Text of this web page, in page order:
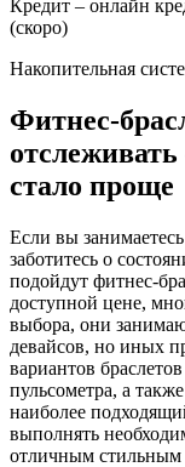
Кредит – онлайн
(скоро)
Накопительная
Фитнес-
стало проще
Если вы
заботитесь о
подойдут фитнес-
доступной цене,
выбора, они
девайсов, но иных
вариантов
пульсометра, а
наиболее
выполнять
отличным стильным